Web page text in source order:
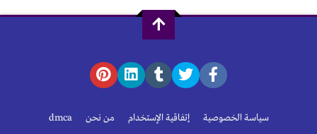
سياسة الخصوصية إتفاقية الإستخدام من نحن dmca